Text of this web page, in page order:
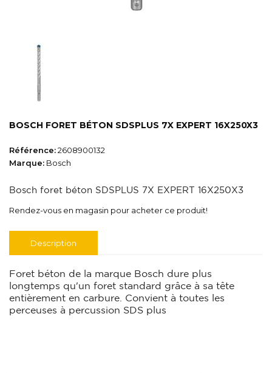
BOSCH FORET BÉTON SDSPLUS 7X EXPERT 16X250X3
Référence:2608900132
Marque: Bosch
Bosch foret béton SDSPLUS 7X EXPERT 16X250X3
Rendez-vous en magasin pour acheter ce produit!
Description
Foret béton de la marque Bosch dure plus
longtemps qu'un foret standard grâce à sa tête
entièrement en carbure. Convient à toutes les
perceuses à percussion SDS plus